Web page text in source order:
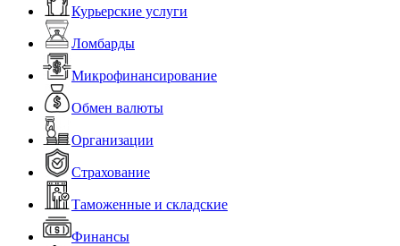
Курьерские услуги
Ломбарды
Микрофинансирование
Обмен валюты
Организации
Страхование
Таможенные и складские
Финансы